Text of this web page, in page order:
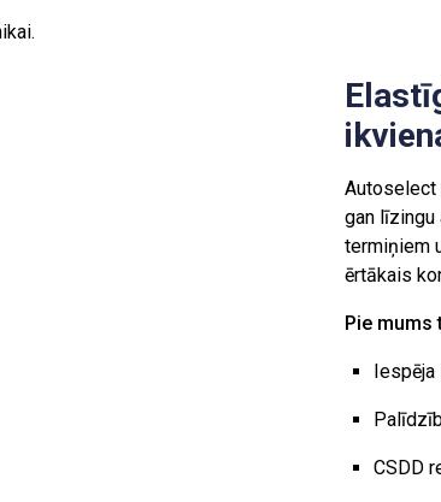
Autoselect
gan līzingu
termiņiem
ērtākais
Pie mums
CSDD